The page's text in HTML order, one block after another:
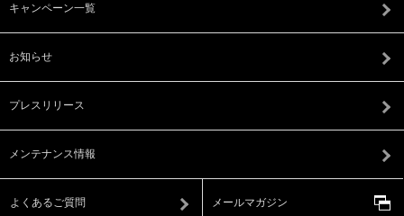
キャンペーン一覧
お知らせ
プレスリリース
メンテナンス情報
よくあるご質問 メールマガジン